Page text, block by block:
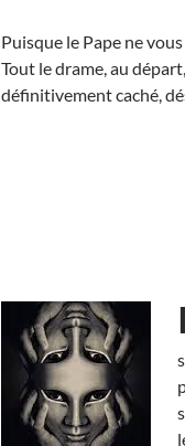
Puisque le Pape ne
Tout le drame, au
définitivement caché,
I